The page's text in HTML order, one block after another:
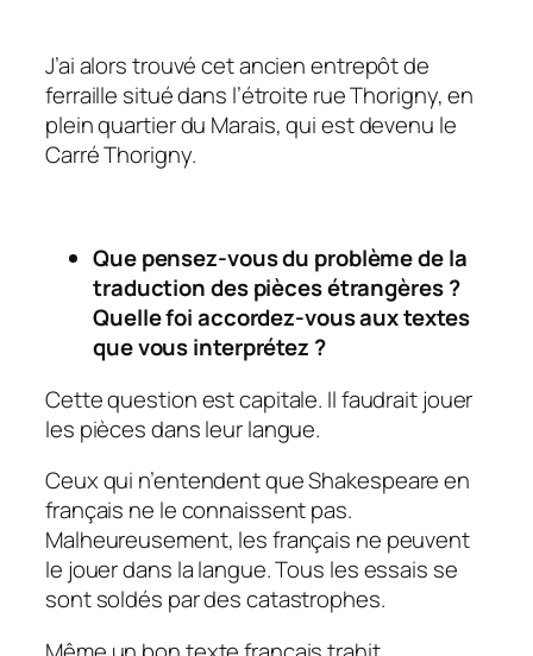
J’ai alors trouvé cet ancien entrepôt de
ferraille situé dans l’étroite rue Thorigny, en
plein quartier du Marais, qui est devenu le
Carré Thorigny.
Que pensez-vous du problème de la
traduction des pièces étrangères ?
Quelle foi accordez-vous aux textes
que vous interprétez ?
Cette question est capitale. Il faudrait jouer
les pièces dans leur langue.
Ceux qui n’entendent que Shakespeare en
français ne le connaissent pas.
Malheureusement, les français ne peuvent
le jouer dans la langue. Tous les essais se
sont soldés par des catastrophes.